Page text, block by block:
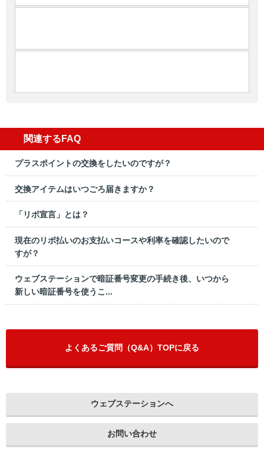
関連するFAQ
プラスポイントの交換をしたいのですが？
交換アイテムはいつごろ届きますか？
「リボ宣言」とは？
現在のリボ払いのお支払いコースや利率を確認したいので
すが？
ウェブステーションで暗証番号変更の手続き後、いつから
新しい暗証番号を使うこ...
よくあるご質問（Q&A）TOPに戻る
ウェブステーションへ
お問い合わせ